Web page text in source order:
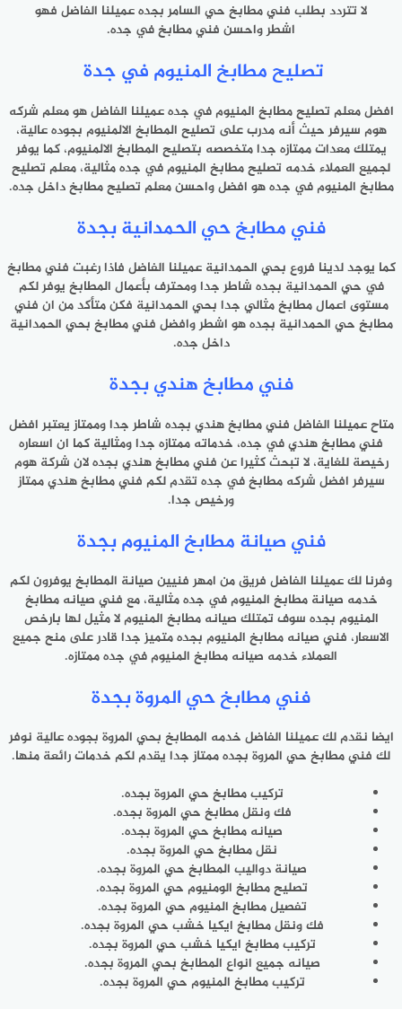
لا تتردد بطلب فني مطابخ حي السامر بجده عميلنا الفاضل فهو
اشطر واحسن فني مطابخ في جده.
تصليح مطابخ المنيوم في جدة
افضل معلم تصليح مطابخ المنيوم في جده عميلنا الفاضل هو معلم شركه
هوم سيرفر حيث أنه مدرب على تصليح المطابخ الالمنيوم بجوده عالية،
يمتلك معدات ممتازه جدا متخصصه بتصليح المطابخ الالمنيوم، كما يوفر
لجميع العملاء خدمه تصليح مطابخ المنيوم في جده مثالية، معلم تصليح
مطابخ المنيوم في جده هو افضل واحسن معلم تصليح مطابخ داخل جده.
فني مطابخ حي الحمدانية بجدة
كما يوجد لدينا فروع بحي الحمدانية عميلنا الفاضل فاذا رغبت فني مطابخ
في حي الحمدانية بجده شاطر جدا ومحترف بأعمال المطابخ يوفر لكم
مستوى اعمال مطابخ مثالي جدا بحي الحمدانية فكن متأكد من ان فني
مطابخ حي الحمدانية بجده هو اشطر وافضل فني مطابخ بحي الحمدانية
داخل جده.
فني مطابخ هندي بجدة
متاح عميلنا الفاضل فني مطابخ هندي بجده شاطر جدا وممتاز يعتبر افضل
فني مطابخ هندي في جده، خدماته ممتازه جدا ومثالية كما ان اسعاره
رخيصة للغاية، لا تبحث كثيرا عن فني مطابخ هندي بجده لان شركة هوم
سيرفر افضل شركه مطابخ في جده تقدم لكم فني مطابخ هندي ممتاز
ورخيص جدا.
فني صيانة مطابخ المنيوم بجدة
وفرنا لك عميلنا الفاضل فريق من امهر فنيين صيانة المطابخ يوفرون لكم
خدمه صيانة مطابخ المنيوم في جده مثالية، مع فني صيانه مطابخ
المنيوم بجده سوف تمتلك صيانه مطابخ المنيوم لا مثيل لها بارخص
الاسعار، فني صيانه مطابخ المنيوم بجده متميز جدا قادر على منح جميع
العملاء خدمه صيانه مطابخ المنيوم في جده ممتازه.
فني مطابخ حي المروة بجدة
ايضا نقدم لك عميلنا الفاضل خدمه المطابخ بحي المروة بجوده عالية نوفر
لك فني مطابخ حي المروة بجده ممتاز جدا يقدم لكم خدمات رائعة منها.
تركيب مطابخ حي المروة بجده.
فك ونقل مطابخ حي المروة بجده.
صيانه مطابخ حي المروة بجده.
نقل مطابخ حي المروة بجده.
صيانة دواليب المطابخ حي المروة بجده.
تصليح مطابخ الومنيوم حي المروة بجده.
تفصيل مطابخ المنيوم حي المروة بجده.
فك ونقل مطابخ ايكيا خشب حي المروة بجده.
تركيب مطابخ ايكيا خشب حي المروة بجده.
صيانه جميع انواع المطابخ بحي المروة بجده.
تركيب مطابخ المنيوم حي المروة بجده.